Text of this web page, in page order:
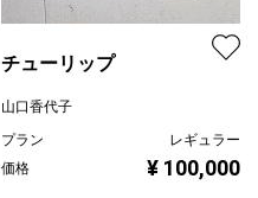
チューリップ
山口香代子
プラン
レギュラー
価格
¥ 100,000